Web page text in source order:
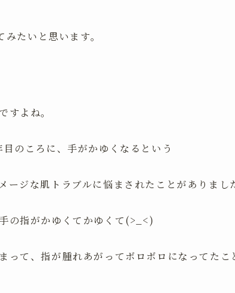
みたいと思います。
すよね。
のころに、手がかゆくなるという
ージな肌トラブルに悩まされたことがありまし
の指がかゆくてかゆくて(>_<)
って、指が腫れあがってボロボロになってたこ